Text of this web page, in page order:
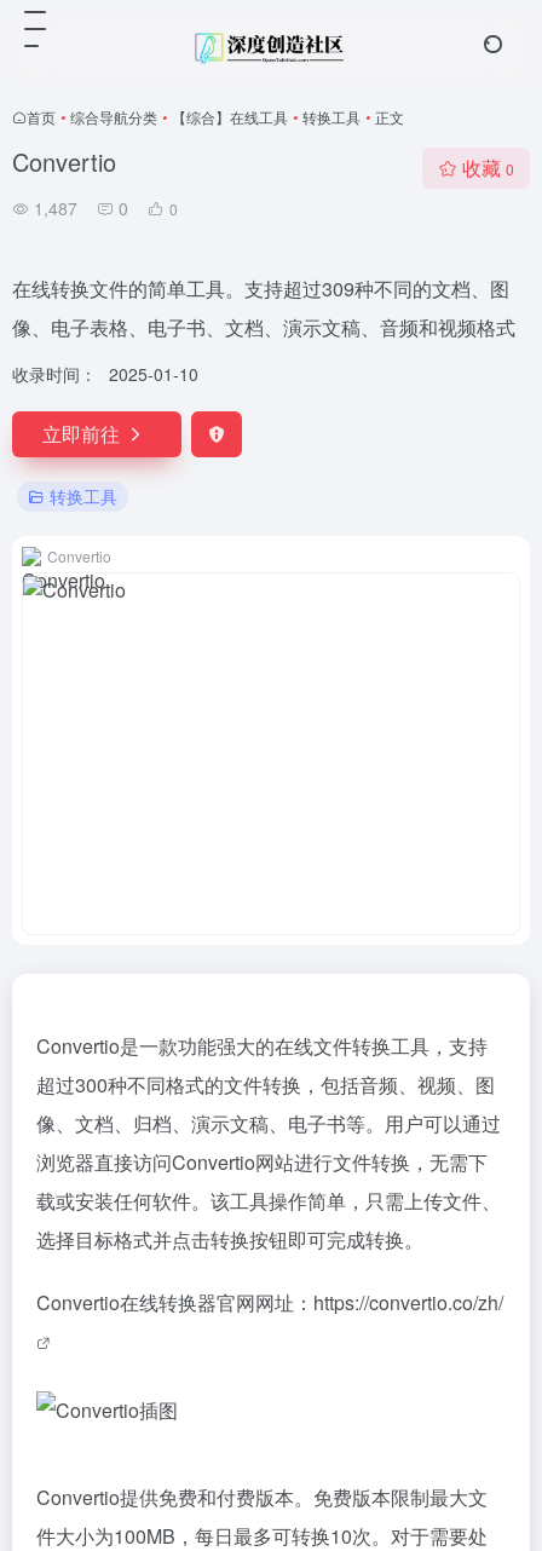
首页 • 综合导航分类 • 【综合】在线工具 • 转换工具 • 正文
Convertio
1,487 0 0
收藏 0
在线转换文件的简单工具。支持超过309种不同的文档、图
像、电子表格、电子书、文档、演示文稿、音频和视频格式
收录时间： 2025-01-10
立即前往
转换工具
Convertio
Convertio是一款功能强大的在线文件转换工具，支持
超过300种不同格式的文件转换，包括音频、视频、图
像、文档、归档、演示文稿、电子书等。用户可以通过
浏览器直接访问Convertio网站进行文件转换，无需下
载或安装任何软件。该工具操作简单，只需上传文件、
选择目标格式并点击转换按钮即可完成转换。
Convertio在线转换器官网网址： https://convertio.co/zh/
Convertio提供免费和付费版本。免费版本限制最大文
件大小为100MB，每日最多可转换10次。对于需要处